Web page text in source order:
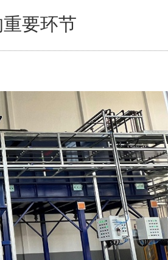
要环节